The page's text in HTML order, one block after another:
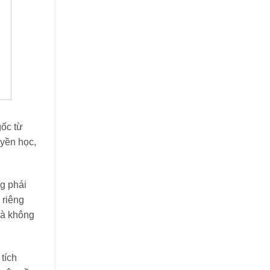
từ
học,
phái
riêng
không